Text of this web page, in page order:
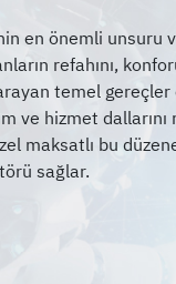
en önemli
refahını,
temel gereçler
ve hizmet dallarını
maksatlı bu